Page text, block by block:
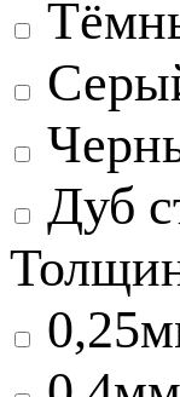
Дуб